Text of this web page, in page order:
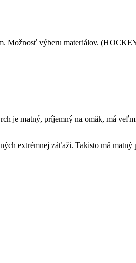
Možnosť výberu materiálov.
je matný, príjemný na omäk, má
extrémnej záťaži. Takisto má